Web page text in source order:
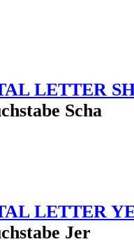
LETTER
Scha
LETTER
Jer